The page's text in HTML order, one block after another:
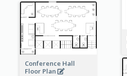
Conference Hall
Floor Plan